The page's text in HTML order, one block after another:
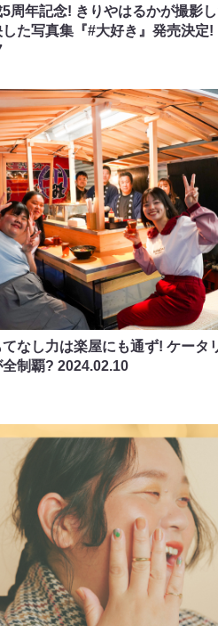
周年記念! きりやはるかが撮影
た写真集『#大好き』発売決定!
なし力は楽屋にも通ず! ケータ
制覇? 2024.02.10